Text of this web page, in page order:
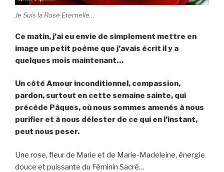
Je Suis la Rose Eternelle…
Ce matin, j’ai eu envie de simplement mettre en
image un petit poème que j’avais écrit il y a
quelques mois maintenant…
Un côté Amour inconditionnel, compassion,
pardon, surtout en cette semaine sainte, qui
précède Pâques, où nous sommes amenés à nous
purifier et à nous délester de ce qui en l’instant,
peut nous peser.
Une rose, fleur de Marie et de Marie-Madeleine, énergie
douce et puissante du Féminin Sacré…